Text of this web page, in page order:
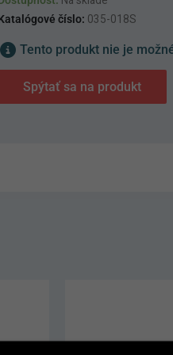
číslo: 035-018S
Tento produkt nie je
Spýtať sa na produkt